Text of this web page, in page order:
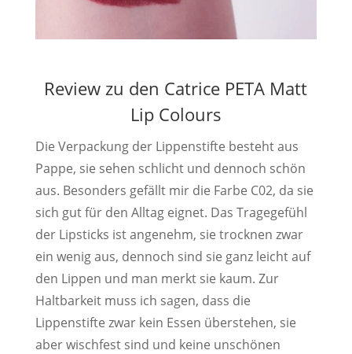
Review zu den Catrice PETA Matt
Lip Colours
Die Verpackung der Lippenstifte besteht aus
Pappe, sie sehen schlicht und dennoch schön
aus. Besonders gefällt mir die Farbe C02, da sie
sich gut für den Alltag eignet. Das Tragegefühl
der Lipsticks ist angenehm, sie trocknen zwar
ein wenig aus, dennoch sind sie ganz leicht auf
den Lippen und man merkt sie kaum. Zur
Haltbarkeit muss ich sagen, dass die
Lippenstifte zwar kein Essen überstehen, sie
aber wischfest sind und keine unschönen